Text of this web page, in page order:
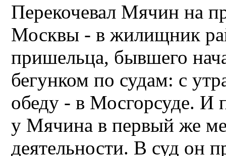
Перекочевал Мячин на
Москвы - в жилищник
пришельца, бывшего
бегунком по судам: с
обеду - в Мосгорсуде. И
у Мячина в первый же
деятельности. В суд он